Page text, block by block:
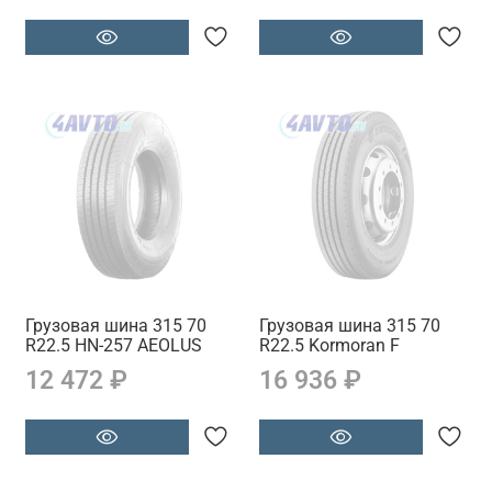
Грузовая шина 315 70
R22.5 HN-257 AEOLUS
12 472 ₽
Грузовая шина 315 70
R22.5 Kormoran F
16 936 ₽